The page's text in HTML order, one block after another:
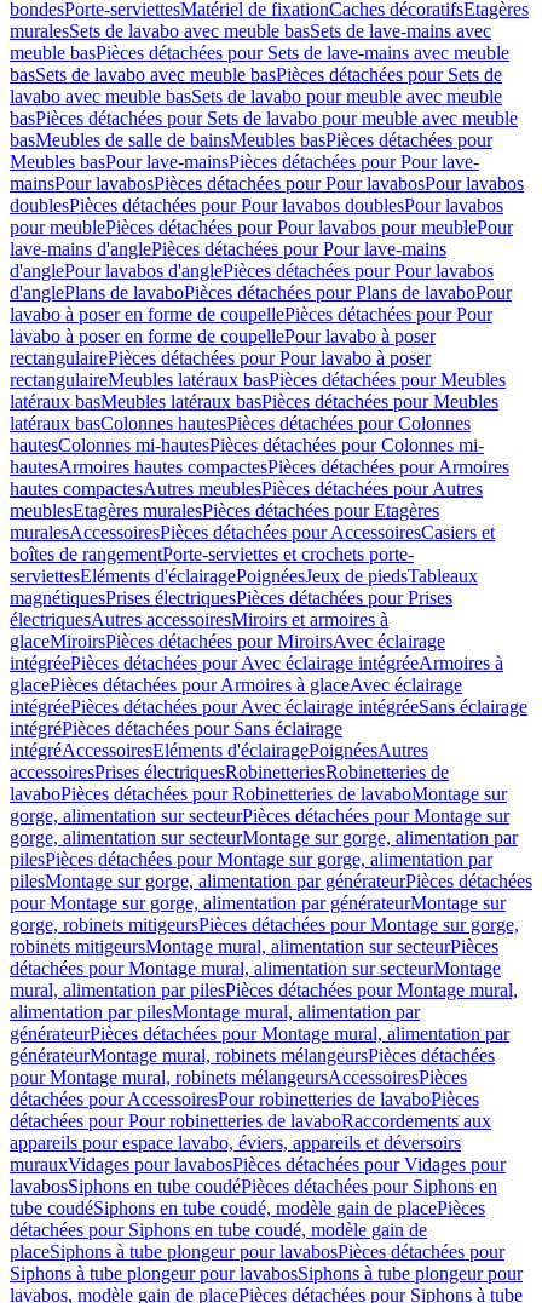
bondesPorte-serviettesMatériel de fixationCaches décoratifsEtagères
muralesSets de lavabo avec meuble basSets de lave-mains avec
meuble basPièces détachées pour Sets de lave-mains avec meuble
basSets de lavabo avec meuble basPièces détachées pour Sets de
lavabo avec meuble basSets de lavabo pour meuble avec meuble
basPièces détachées pour Sets de lavabo pour meuble avec meuble
basMeubles de salle de bainsMeubles basPièces détachées pour
Meubles basPour lave-mainsPièces détachées pour Pour lave-
mainsPour lavabosPièces détachées pour Pour lavabosPour lavabos
doublesPièces détachées pour Pour lavabos doublesPour lavabos
pour meublePièces détachées pour Pour lavabos pour meublePour
lave-mains d'anglePièces détachées pour Pour lave-mains
d'anglePour lavabos d'anglePièces détachées pour Pour lavabos
d'anglePlans de lavaboPièces détachées pour Plans de lavaboPour
lavabo à poser en forme de coupellePièces détachées pour Pour
lavabo à poser en forme de coupellePour lavabo à poser
rectangulairePièces détachées pour Pour lavabo à poser
rectangulaireMeubles latéraux basPièces détachées pour Meubles
latéraux basMeubles latéraux basPièces détachées pour Meubles
latéraux basColonnes hautesPièces détachées pour Colonnes
hautesColonnes mi-hautesPièces détachées pour Colonnes mi-
hautesArmoires hautes compactesPièces détachées pour Armoires
hautes compactesAutres meublesPièces détachées pour Autres
meublesEtagères muralesPièces détachées pour Etagères
muralesAccessoiresPièces détachées pour AccessoiresCasiers et
boîtes de rangementPorte-serviettes et crochets porte-
serviettesEléments d'éclairagePoignéesJeux de piedsTableaux
magnétiquesPrises électriquesPièces détachées pour Prises
électriquesAutres accessoiresMiroirs et armoires à
glaceMiroirsPièces détachées pour MiroirsAvec éclairage
intégréePièces détachées pour Avec éclairage intégréeArmoires à
glacePièces détachées pour Armoires à glaceAvec éclairage
intégréePièces détachées pour Avec éclairage intégréeSans éclairage
intégréPièces détachées pour Sans éclairage
intégréAccessoiresEléments d'éclairagePoignéesAutres
accessoiresPrises électriquesRobinetteriesRobinetteries de
lavaboPièces détachées pour Robinetteries de lavaboMontage sur
gorge, alimentation sur secteurPièces détachées pour Montage sur
gorge, alimentation sur secteurMontage sur gorge, alimentation par
pilesPièces détachées pour Montage sur gorge, alimentation par
pilesMontage sur gorge, alimentation par générateurPièces détachées
pour Montage sur gorge, alimentation par générateurMontage sur
gorge, robinets mitigeursPièces détachées pour Montage sur gorge,
robinets mitigeursMontage mural, alimentation sur secteurPièces
détachées pour Montage mural, alimentation sur secteurMontage
mural, alimentation par pilesPièces détachées pour Montage mural,
alimentation par pilesMontage mural, alimentation par
générateurPièces détachées pour Montage mural, alimentation par
générateurMontage mural, robinets mélangeursPièces détachées
pour Montage mural, robinets mélangeursAccessoiresPièces
détachées pour AccessoiresPour robinetteries de lavaboPièces
détachées pour Pour robinetteries de lavaboRaccordements aux
appareils pour espace lavabo, éviers, appareils et déversoirs
murauxVidages pour lavabosPièces détachées pour Vidages pour
lavabosSiphons en tube coudéPièces détachées pour Siphons en
tube coudéSiphons en tube coudé, modèle gain de placePièces
détachées pour Siphons en tube coudé, modèle gain de
placeSiphons à tube plongeur pour lavabosPièces détachées pour
Siphons à tube plongeur pour lavabosSiphons à tube plongeur pour
lavabos, modèle gain de placePièces détachées pour Siphons à tube